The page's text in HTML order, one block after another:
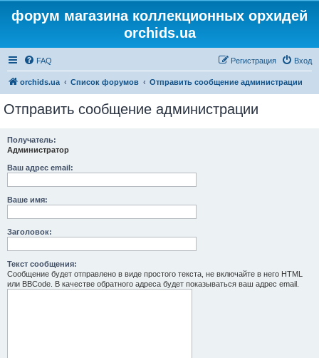
форум магазина коллекционных орхидей
orchids.ua
FAQ Вход
Регистрация
orchids.ua Список форумов Отправить сообщение администрации
Отправить сообщение администрации
Получатель:
Администратор
Ваш адрес email:
Ваше имя:
Заголовок:
Текст сообщения:
Сообщение будет отправлено в виде простого текста, не включайте в него HTML
или BBCode. В качестве обратного адреса будет показываться ваш адрес email.